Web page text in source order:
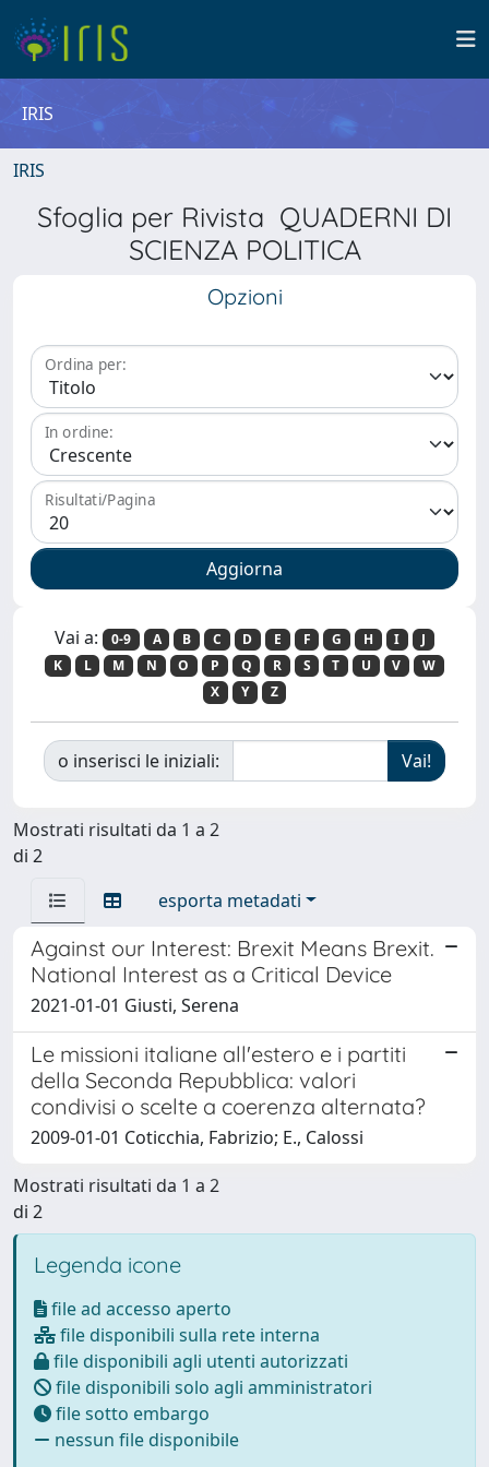
IRIS
IRIS
Sfoglia per Rivista QUADERNI DI
SCIENZA POLITICA
Opzioni
Ordina per:
In ordine:
Risultati/Pagina
Vai a: 0-9 A B C D E F G H I
J
K
L M N O P Q R S T U V
W
X
Y Z
o inserisci le iniziali:
Mostrati risultati da 1 a 2
di 2
esporta metadati
Against our Interest: Brexit Means Brexit.
National Interest as a Critical Device
2021-01-01 Giusti, Serena
Le missioni italiane all'estero e i partiti
della Seconda Repubblica: valori
condivisi o scelte a coerenza alternata?
2009-01-01 Coticchia, Fabrizio; E., Calossi
Mostrati risultati da 1 a 2
di 2
Legenda icone
file ad accesso aperto
file disponibili sulla rete interna
file disponibili agli utenti autorizzati
file disponibili solo agli amministratori
file sotto embargo
nessun file disponibile